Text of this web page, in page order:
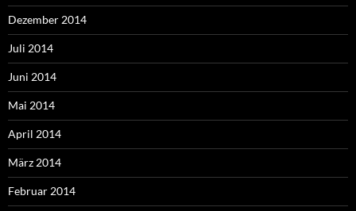
Dezember 2014
Juli 2014
Juni 2014
Mai 2014
April 2014
März 2014
Februar 2014